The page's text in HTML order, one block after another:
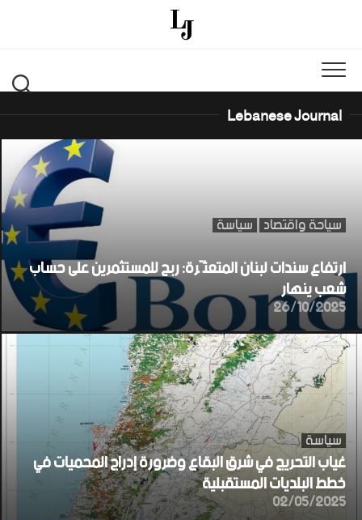
Lebanese Journal
سياحة واقتصاد سياسة
ارتفاع سندات لبنان المتعثّرة: ربح للمستثمرين على حساب
شعب ينهار
26/10/2025
سياسة
غياب التحريج في شرق البقاع وضرورة إدراج المحميات في
خطط البلديات المستقبلية
02/05/2025